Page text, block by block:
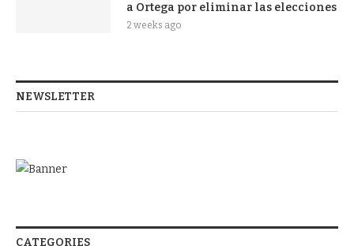
a Ortega por eliminar las elecciones
2 weeks ago
NEWSLETTER
CATEGORIES